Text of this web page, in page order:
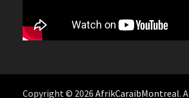
Copyright © 2026AfrikCaraibMontreal.